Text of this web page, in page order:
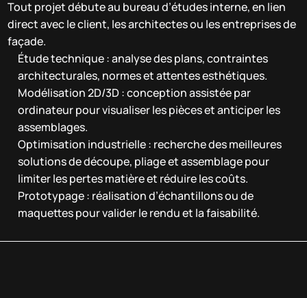
Tout projet débute au bureau d’études interne, en lien
direct avec le client, les architectes ou les entreprises de
façade.
Étude technique : analyse des plans, contraintes
architecturales, normes et attentes esthétiques.
Modélisation 2D/3D : conception assistée par
ordinateur pour visualiser les pièces et anticiper les
assemblages.
Optimisation industrielle : recherche des meilleures
solutions de découpe, pliage et assemblage pour
limiter les pertes matière et réduire les coûts.
Prototypage : réalisation d’échantillons ou de
maquettes pour valider le rendu et la faisabilité.